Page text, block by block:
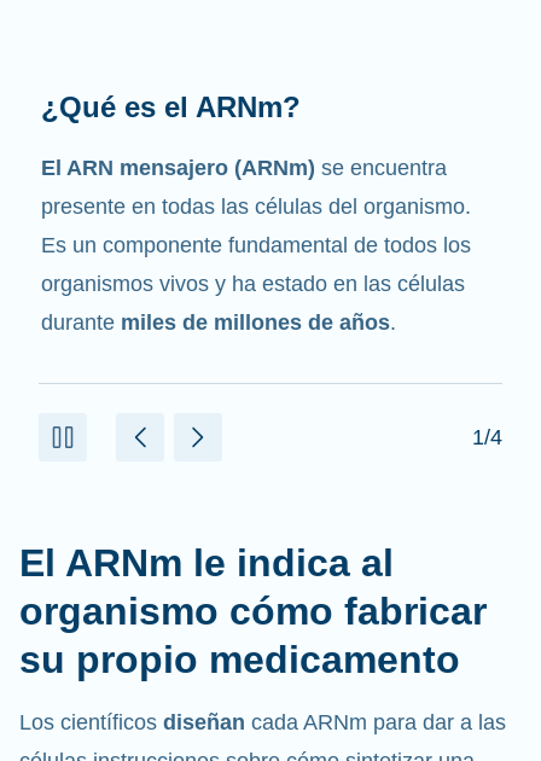
¿Cuál es la función que
Como su nombre indica, el ARNm es un
mensajero. Interactúa con otros componentes
de las células que ayudan a sintetizar las
proteínas.
2/4
El ARNm le indica al
organismo cómo fabricar
su propio medicamento
Los científicos diseñan cada ARNm para dar a las